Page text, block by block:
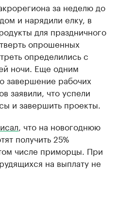
за неделю до
и нарядили елку, в
для праздничного
опрошенных
определились с
ночи. Еще одним
завершение рабочих
заявили, что успели
и завершить проекты.
, что на новогоднюю
получить 25%
числе приморцы. При
на выплату не